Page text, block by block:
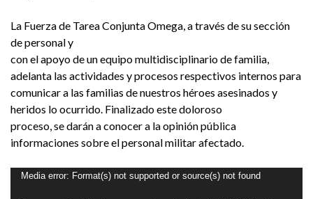
La Fuerza de Tarea Conjunta Omega, a través de su sección
de personal y
con el apoyo de un equipo multidisciplinario de familia,
adelanta las actividades y procesos respectivos internos para
comunicar a las familias de nuestros héroes asesinados y
heridos lo ocurrido. Finalizado este doloroso
proceso, se darán a conocer a la opinión pública
informaciones sobre el personal militar afectado.
Reproductor
Media error: Format(s) not supported or source(s) not found